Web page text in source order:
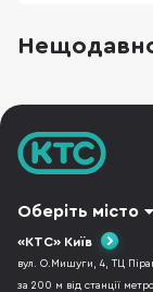
Оберіть місто
«КТС» Київ
вул. О.Мишуги, 4, ТЦ
за 200 м від станції